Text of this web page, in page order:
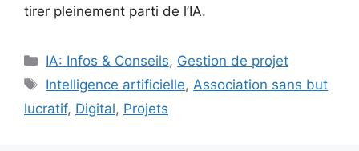
tirer pleinement parti de l’IA.
Catégories
IA: Infos & Conseils, Gestion de projet
Étiquettes
Intelligence artificielle, Association sans but
lucratif, Digital, Projets